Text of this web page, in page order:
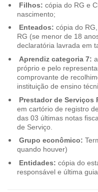
Filhos: cópia do RG e
nascimento;
Enteados: cópia do
RG (se menor de 18
declaratória lavrada em
Aprendiz categoria 7:
próprio e pelo
comprovante de
instituição de ensino
Prestador de Serviços
em cartório de registro
das 03 últimas notas
de Serviço.
Grupo econômico:
quando houver)
Entidades: cópia do
responsável e última